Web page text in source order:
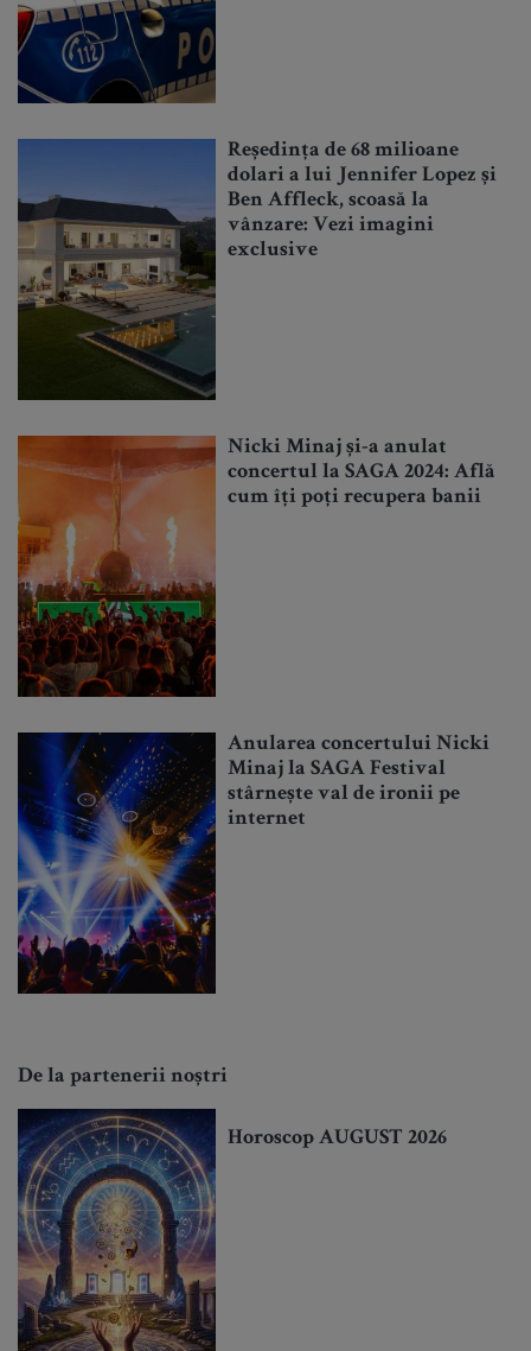
Reședința de 68 milioane
dolari a lui Jennifer Lopez și
Ben Affleck, scoasă la
vânzare: Vezi imagini
exclusive
Nicki Minaj și-a anulat
concertul la SAGA 2024: Află
cum îți poți recupera banii
Anularea concertului Nicki
Minaj la SAGA Festival
stârnește val de ironii pe
internet
De la partenerii noștri
Horoscop AUGUST 2026